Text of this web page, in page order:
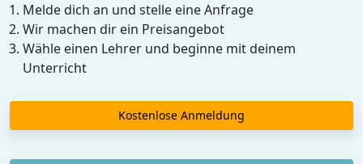
Melde dich an und stelle eine Anfrage
Wir machen dir ein Preisangebot
Wähle einen Lehrer und beginne mit deinem
Unterricht
Kostenlose Anmeldung